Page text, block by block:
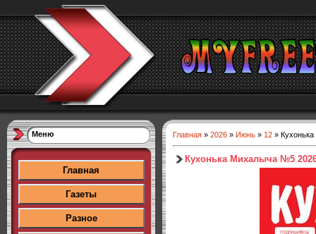
Меню
Главная
Газеты
Разное
Главная » 2026 » Июнь » 12 »
Кухонька Михалыча №5